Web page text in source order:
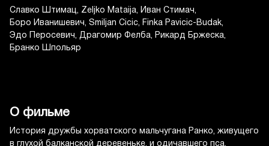
Славко Штимац Zeljko Mataija
Иван Стимач
Боро Иванишевич
Smiljan Cicic
Finka Pavicic-Budak
Эдо Перосевич
Драгомир Фелба
Рикард Бржеска
Бранко Шпольяр
О фильме
История дружбы хорватского мальчугана Ранко, живущего
в глухой балканской деревеньке, и одичавшего пса,